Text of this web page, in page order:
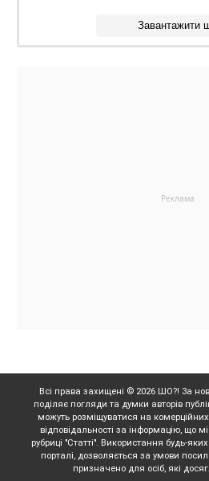
Завантажити
Всі права захищені © 2026 ШО?! За
поділяє погляди та думки авторів
можуть розміщуватися на
відповідальності за інформацію, що
рубриці "Статті". Використання будь-
порталі, дозволяється за умови
призначено для осіб, які